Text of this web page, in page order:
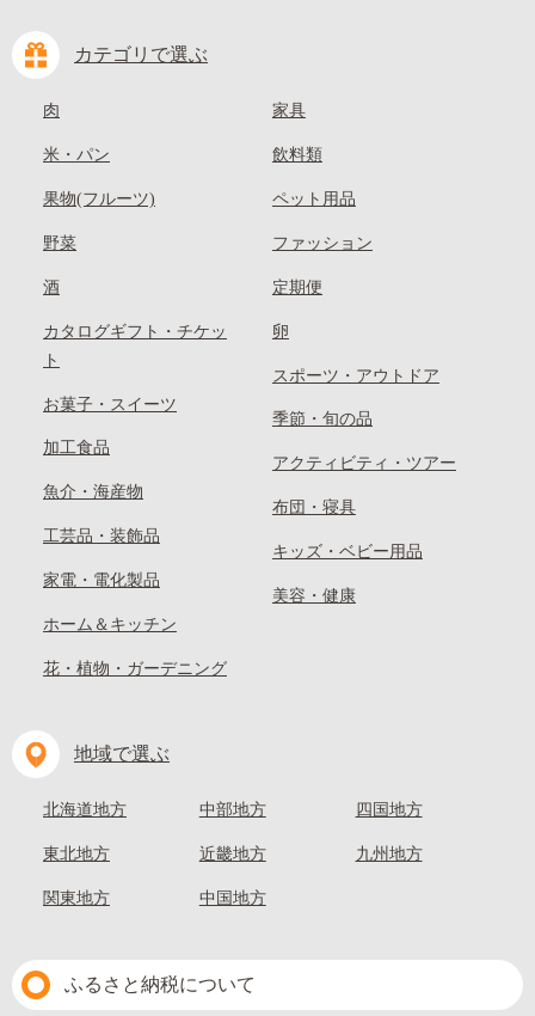
カテゴリで選ぶ
肉
米・パン
果物(フルーツ)
野菜
酒
カタログギフト・チケッ
ト
お菓子・スイーツ
加工食品
魚介・海産物
工芸品・装飾品
家電・電化製品
ホーム＆キッチン
花・植物・ガーデニング
家具
飲料類
ペット用品
ファッション
定期便
卵
スポーツ・アウトドア
季節・旬の品
アクティビティ・ツアー
布団・寝具
キッズ・ベビー用品
美容・健康
地域で選ぶ
北海道地方
東北地方
関東地方
中部地方
近畿地方
中国地方
四国地方
九州地方
ふるさと納税について